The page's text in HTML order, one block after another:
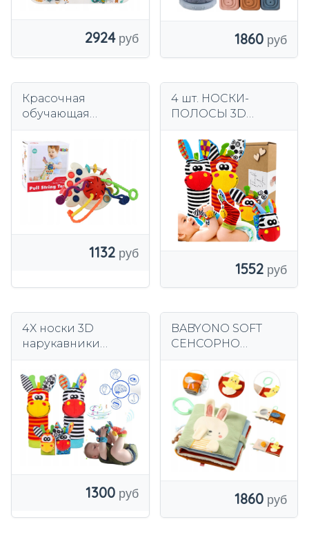
2924 1860
Красочная
обучающая
игрушка-
прорезыватель для
малышей
1132
4 шт. НОСКИ-
ПОЛОСЫ 3D
СЕНСОРНАЯ
ИГРУШКА ДЛЯ
МАЛЫШЕЙ
1552
4X носки 3D
нарукавники
погремушки
сенсорная
игрушка
1300
BABYONO SOFT
СЕНСОРНО
КНИГА С
ПОДВЕСКОЙ
1860